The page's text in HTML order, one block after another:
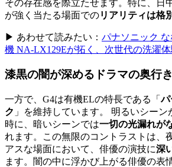
その存在感を際立たせます。特に、日
が強く当たる場面でのリアリティは格
▶ あわせて読みたい： パナソニック
機 NA-LX129Eが拓く、次世代の洗濯体
漆黒の闇が深めるドラマの奥行き
一方で、G4は有機ELの特長である「パ
ク 」を維持しています。 明るいシーン
時に、暗いシーンでは一切の光漏れが
れます。この無限のコントラストは、
アスな場面において、俳優の演技に深
ます。闇の中に浮かび上がる俳優の表